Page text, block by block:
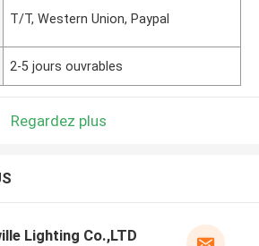
T/T, Western Union, Paypal
2-5 jours ouvrables
Regardez plus
Lighting Co.,LTD